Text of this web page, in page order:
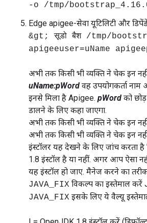
-o /tmp/
Edge apigee-सेवा यूटिलिटी और
&gt; सूडो बैश /tmp/
apigeeuser=uName
अभी तक किसी भी व्यक्ति ने चेक इन
uName:pWord वह उपयोगकर्ता
इनसे मिला है Apigee. pWord को
डालने के लिए कहा जाएगा.
अभी तक किसी भी व्यक्ति ने चेक इन
अभी तक किसी भी व्यक्ति ने चेक इन
इंस्टॉलर यह देखने के लिए जांच करता
1.8 इंस्टॉल है या नहीं. अगर आप ऐसा
यह इंस्टॉल हो जाए. मैनेज करने का
JAVA_FIX विकल्प का इस्तेमाल करें
JAVA_FIX इसके लिए ये वैल्यू